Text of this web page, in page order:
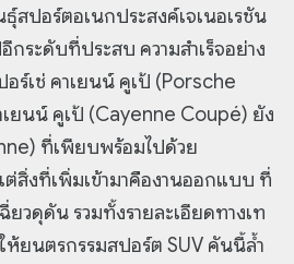
สปอร์ตอเนกประสงค์เจเนอเรชัน
ระดับที่ประสบ ความสำเร็จอย่าง
ร์เช่ คาเยนน์ คูเป้ (Porsche
ยนน์ คูเป้ (Cayenne Coupé) ยัง
ที่เพียบพร้อมไปด้วย
สิ่งที่เพิ่มเข้ามาคืองานออกแบบ ที่
วดุดัน รวมทั้งรายละเอียดทางเท
ยนตรกรรมสปอร์ต SUV คันนี้ล้ำ